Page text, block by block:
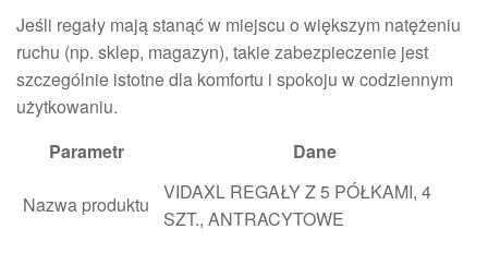
Jeśli regały mają stanąć w miejscu o większym natężeniu
ruchu (np. sklep, magazyn), takie zabezpieczenie jest
szczególnie istotne dla komfortu i spokoju w codziennym
użytkowaniu.
Parametr
Dane
Nazwa produktu
VIDAXL REGAŁY Z 5 PÓŁKAMI, 4
SZT., ANTRACYTOWE